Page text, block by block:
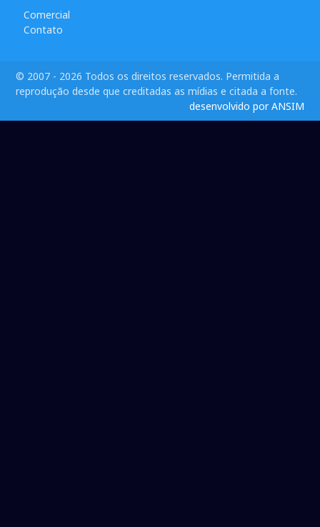
Comercial
Contato
© 2007 - 2026 Todos os direitos reservados. Permitida a
reprodução desde que creditadas as mídias e citada a fonte.
desenvolvido por ANSIM